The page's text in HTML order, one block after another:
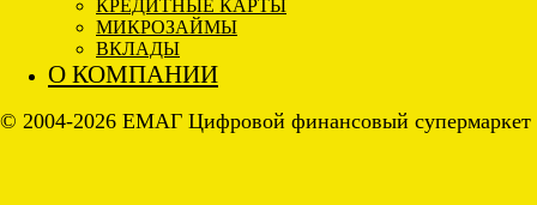
КРЕДИТНЫЕ КАРТЫ
МИКРОЗАЙМЫ
ВКЛАДЫ
О КОМПАНИИ
© 2004-2026 ЕМАГ Цифровой финансовый супермаркет